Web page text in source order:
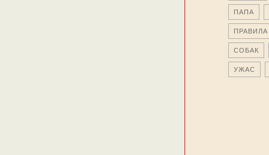
ПАПА
ПРАВИЛА
СОБАК
УЖАС